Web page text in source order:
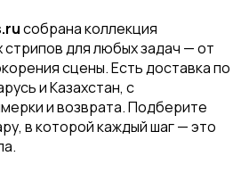
Отправить
даете согласие на обработку своих
согласно 152-ФЗ.Подробнее
собрана коллекция
для любых задач — от
сцены. Есть доставка по
и Казахстан, с
и возврата. Подберите
в которой каждый шаг — это